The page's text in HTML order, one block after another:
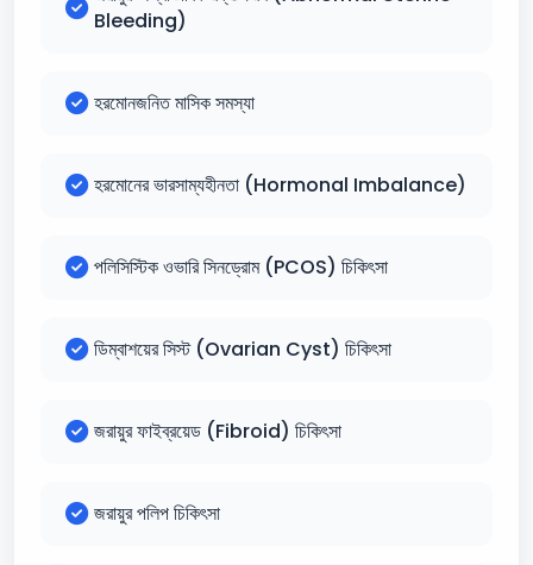
Bleeding)
হরমোনজনিত মাসিক সমস্যা
হরমোনের ভারসাম্যহীনতা (Hormonal Imbalance)
পলিসিস্টিক ওভারি সিনড্রোম (PCOS) চিকিৎসা
ডিম্বাশয়ের সিস্ট (Ovarian Cyst) চিকিৎসা
জরায়ুর ফাইব্রয়েড (Fibroid) চিকিৎসা
জরায়ুর পলিপ চিকিৎসা